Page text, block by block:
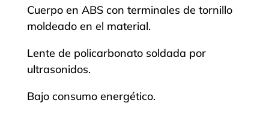
Cuerpo en ABS con terminales de tornillo
moldeado en el material.
Lente de policarbonato soldada por
ultrasonidos.
Bajo consumo energético.